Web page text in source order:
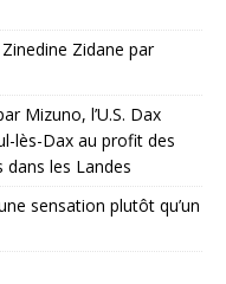
Zidane par
Mizuno, l’U.S. Dax
lès-Dax au profit des
les Landes
sensation plutôt qu’un